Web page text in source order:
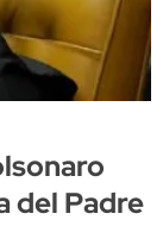
del Padre